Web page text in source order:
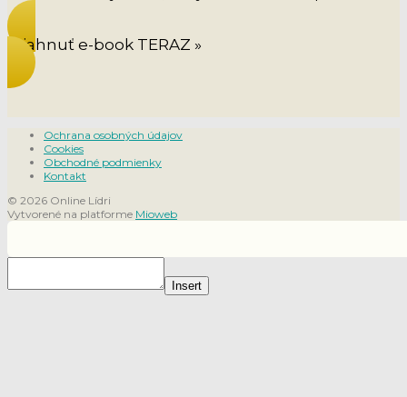
Stiahnuť e-book TERAZ »
Ochrana osobných údajov
Cookies
Obchodné podmienky
Kontakt
© 2026 Online Lídri
Vytvorené na platforme Mioweb
Insert